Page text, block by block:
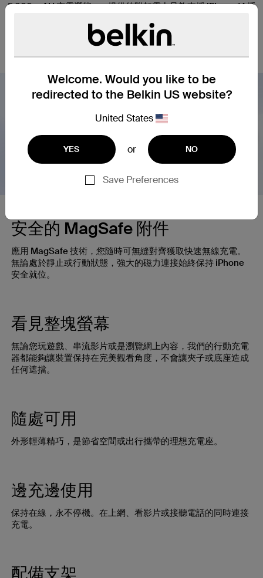
Welcome. Would you like to be
redirected to the Belkin US website?
United States
YES or NO
Save Preferences
5,000 mAH 充電潛能 —— 提供的附加電力足夠支援 iPhone 14 播
動充電器充電時保持在線。USB-C® 連接埠可為多種兼容裝置提
供至高 10W 電力。
Next
安全的 MagSafe 附件
應用 MagSafe 技術，您隨時可無縫對齊獲取快速無線充電。
無論處於靜止或行動狀態，強大的磁力連接始終保持 iPhone
安全就位。
看見整塊螢幕
無論您玩遊戲、串流影片或是瀏覽網上內容，我們的行動充電
器都能夠讓裝置保持在完美觀看角度，不會讓夾子或底座造成
任何遮擋。
隨處可用
外形輕薄精巧，是節省空間或出行攜帶的理想充電座。
邊充邊使用
保持在線，永不停機。在上網、看影片或接聽電話的同時連接
充電。